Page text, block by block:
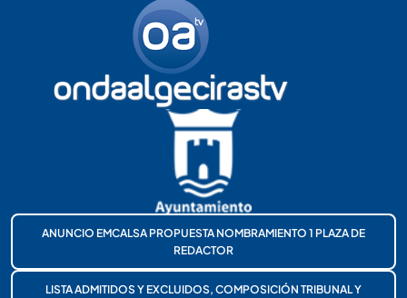
ANUNCIO EMCALSA PROPUESTA NOMBRAMIENTO 1 PLAZA DE
REDACTOR
LISTA ADMITIDOS Y EXCLUIDOS, COMPOSICIÓN TRIBUNAL Y